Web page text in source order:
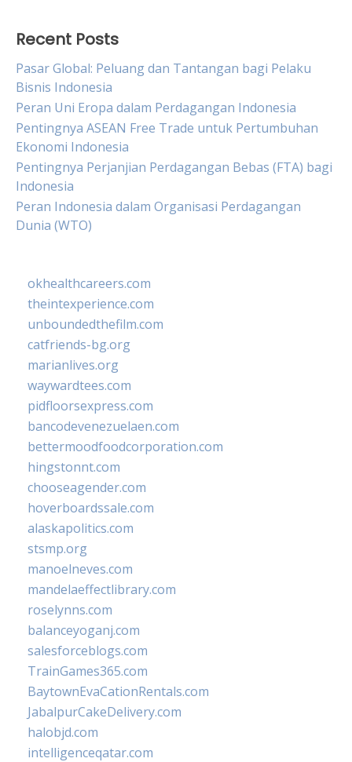
Recent Posts
Pasar Global: Peluang dan Tantangan bagi Pelaku
Bisnis Indonesia
Peran Uni Eropa dalam Perdagangan Indonesia
Pentingnya ASEAN Free Trade untuk Pertumbuhan
Ekonomi Indonesia
Pentingnya Perjanjian Perdagangan Bebas (FTA) bagi
Indonesia
Peran Indonesia dalam Organisasi Perdagangan
Dunia (WTO)
okhealthcareers.com
theintexperience.com
unboundedthefilm.com
catfriends-bg.org
marianlives.org
waywardtees.com
pidfloorsexpress.com
bancodevenezuelaen.com
bettermoodfoodcorporation.com
hingstonnt.com
chooseagender.com
hoverboardssale.com
alaskapolitics.com
stsmp.org
manoelneves.com
mandelaeffectlibrary.com
roselynns.com
balanceyoganj.com
salesforceblogs.com
TrainGames365.com
BaytownEvaCationRentals.com
JabalpurCakeDelivery.com
halobjd.com
intelligenceqatar.com